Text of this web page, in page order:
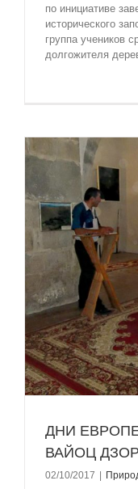
по инициативе
исторического
группа учеников
долгожителя
ДНИ
ВАЙОЦ
02/10/2017 |